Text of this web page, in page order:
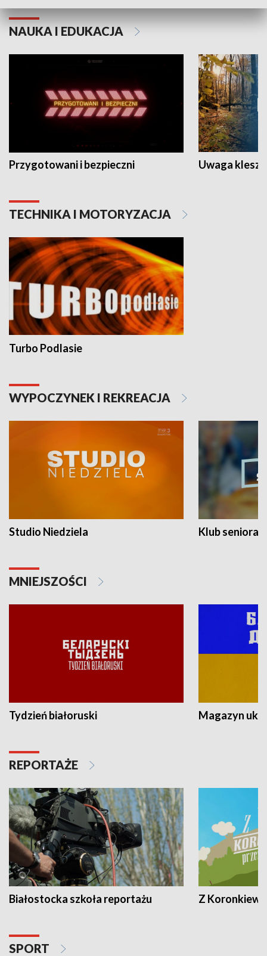
NAUKA I EDUKACJA
Przygotowani i bezpieczni Uwaga
TECHNIKA I MOTORYZACJA
Turbo Podlasie
WYPOCZYNEK I REKREACJA
Studio Niedziela Klub seniora
MNIEJSZOŚCI
Tydzień białoruski Magazyn
REPORTAŻE
Białostocka szkoła reportażu Z
SPORT